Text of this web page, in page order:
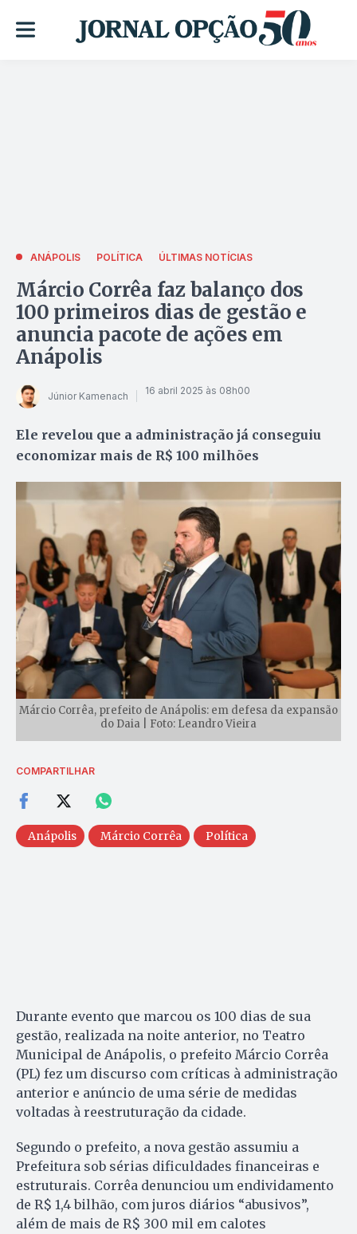
ANÁPOLIS POLÍTICA ÚLTIMAS NOTÍCIAS
Márcio Corrêa faz balanço dos
100 primeiros dias de gestão e
anuncia pacote de ações em
Anápolis
Júnior Kamenach 16 abril 2025 às 08h00
Ele revelou que a administração já conseguiu
economizar mais de R$ 100 milhões
Márcio Corrêa, prefeito de Anápolis: em defesa da expansão
do Daia | Foto: Leandro Vieira
COMPARTILHAR
Anápolis Márcio Corrêa Política
Durante evento que marcou os 100 dias de sua
gestão, realizada na noite anterior, no Teatro
Municipal de Anápolis, o prefeito Márcio Corrêa
(PL) fez um discurso com críticas à administração
anterior e anúncio de uma série de medidas
voltadas à reestruturação da cidade.
Segundo o prefeito, a nova gestão assumiu a
Prefeitura sob sérias dificuldades financeiras e
estruturais. Corrêa denunciou um endividamento
de R$ 1,4 bilhão, com juros diários “abusivos”,
além de mais de R$ 300 mil em calotes